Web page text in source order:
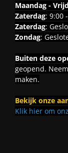
Maandag -
Zaterdag: 9:00
Zaterdag:
Zondag:
Buiten deze
geopend.
maken.
Bekijk onze
Klik hier om